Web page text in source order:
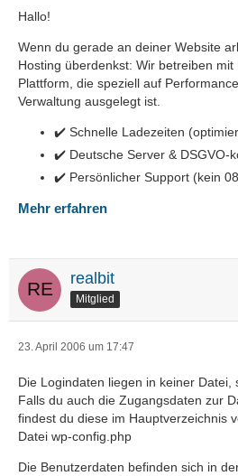
Hallo!
Wenn du gerade an deiner Website
Hosting überdenkst: Wir betreiben
Plattform, die speziell auf
Verwaltung ausgelegt ist.
✔️ Schnelle Ladezeiten
✔️ Deutsche Server & DSGVO-
✔️ Persönlicher Support (kein
Mehr erfahren
realbit
Mitglied
23. April 2006 um 17:47
Die Logindaten liegen in keiner Datei,
Falls du auch die Zugangsdaten zur
findest du diese im Hauptverzeichnis
Datei wp-config.php
Die Benutzerdaten befinden sich in